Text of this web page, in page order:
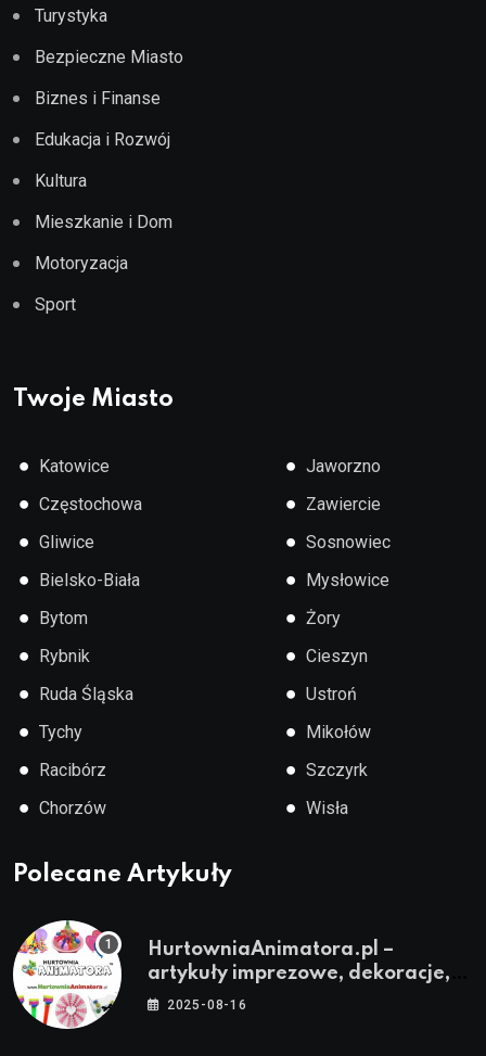
Turystyka
Bezpieczne Miasto
Biznes i Finanse
Edukacja i Rozwój
Kultura
Mieszkanie i Dom
Motoryzacja
Sport
Twoje Miasto
● Katowice
● Częstochowa
● Gliwice
● Bielsko-Biała
● Bytom
● Rybnik
● Ruda Śląska
● Tychy
● Racibórz
● Chorzów
● Jaworzno
● Zawiercie
● Sosnowiec
● Mysłowice
● Żory
● Cieszyn
● Ustroń
● Mikołów
● Szczyrk
● Wisła
Polecane Artykuły
HurtowniaAnimatora.pl –
artykuły imprezowe, dekoracje,
stroje i akcesoria dla animatorów
2025-08-16